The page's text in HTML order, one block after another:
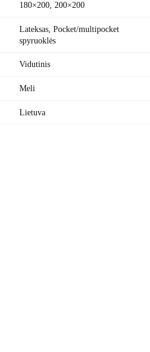
180×200, 200×200
Lateksas Pocket/multipocket
spyruoklės
Vidutinis
Meli
Lietuva